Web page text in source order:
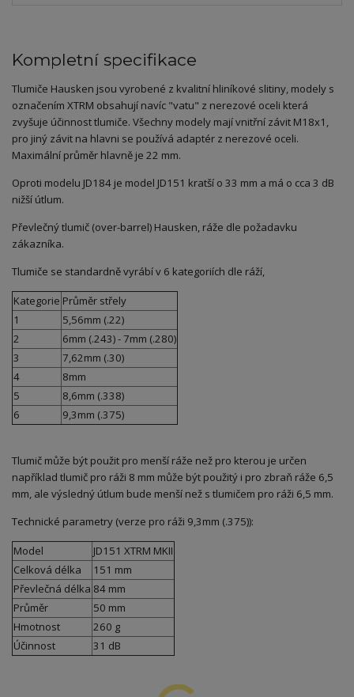
Kompletní specifikace
Tlumiče Hausken jsou vyrobené z kvalitní hliníkové slitiny, modely s
označením XTRM obsahují navíc "vatu" z nerezové oceli která
zvyšuje účinnost tlumiče. Všechny modely mají vnitřní závit M18x1,
pro jiný závit na hlavni se používá adaptér z nerezové oceli.
Maximální průměr hlavně je 22 mm.
Oproti modelu JD184 je model JD151 kratší o 33 mm a má o cca 3 dB
nižší útlum.
Převlečný tlumič (over-barrel) Hausken, ráže dle požadavku
zákazníka.
Tlumiče se standardně vyrábí v 6 kategoriích dle ráží,
Kategorie Průměr střely
1
5,56mm (.22)
2
6mm (.243) - 7mm (.280)
3
7,62mm (.30)
4
8mm
5
8,6mm (.338)
6
9,3mm (.375)
Tlumič může být použit pro menší ráže než pro kterou je určen
například tlumič pro ráži 8 mm může být použitý i pro zbraň ráže 6,5
mm, ale výsledný útlum bude menší než s tlumičem pro ráži 6,5 mm.
Technické parametry (verze pro ráži 9,3mm (.375)):
Model
JD151 XTRM MKII
Celková délka
151 mm
Převlečná délka 84 mm
Průměr
50 mm
Hmotnost
260 g
Účinnost
31 dB